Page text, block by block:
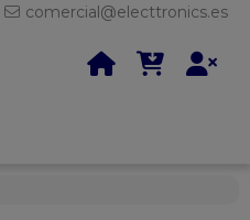
comercial@electtronics.es